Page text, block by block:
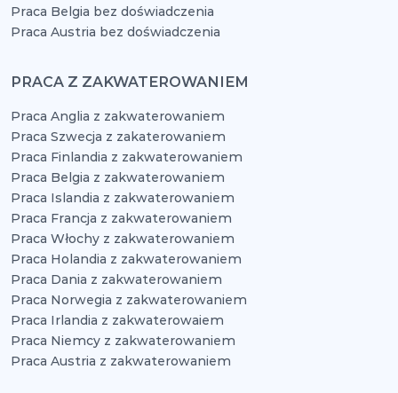
Praca Belgia bez doświadczenia
Praca Austria bez doświadczenia
PRACA Z ZAKWATEROWANIEM
Praca Anglia z zakwaterowaniem
Praca Szwecja z zakaterowaniem
Praca Finlandia z zakwaterowaniem
Praca Belgia z zakwaterowaniem
Praca Islandia z zakwaterowaniem
Praca Francja z zakwaterowaniem
Praca Włochy z zakwaterowaniem
Praca Holandia z zakwaterowaniem
Praca Dania z zakwaterowaniem
Praca Norwegia z zakwaterowaniem
Praca Irlandia z zakwaterowaiem
Praca Niemcy z zakwaterowaniem
Praca Austria z zakwaterowaniem